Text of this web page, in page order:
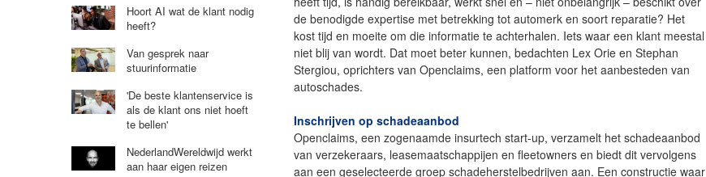
de benodigde expertise met betrekking tot automerk en soort reparatie? Het
kost tijd en moeite om die informatie te achterhalen. Iets waar een klant meestal
niet blij van wordt. Dat moet beter kunnen, bedachten Lex Orie en Stephan
Stergiou, oprichters van Openclaims, een platform voor het aanbesteden van
autoschades.
Inschrijven op schadeaanbod
Openclaims, een zogenaamde insurtech start-up, verzamelt het schadeaanbod
van verzekeraars, leasemaatschappijen en fleetowners en biedt dit vervolgens
aan een geselecteerde groep schadeherstelbedrijven aan. Een constructie waar
Hoort AI wat de klant nodig
heeft?
Van gesprek naar
stuurinformatie
'De beste klantenservice is
als de klant ons niet hoeft
te bellen'
NederlandWereldwijd werkt
aan haar eigen reizen